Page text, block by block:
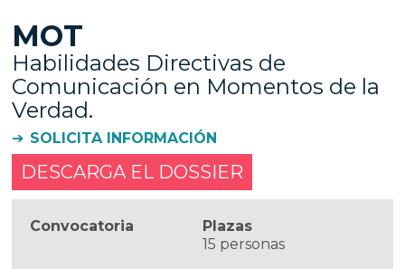
MOT
Habilidades Directivas de
Comunicación en Momentos de la
Verdad.
SOLICITA INFORMACIÓN
DESCARGA EL DOSSIER
Convocatoria
Plazas
15 personas